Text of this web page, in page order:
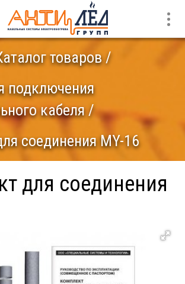
товаров
подключения
кабеля
соединения MY-16
для соединения